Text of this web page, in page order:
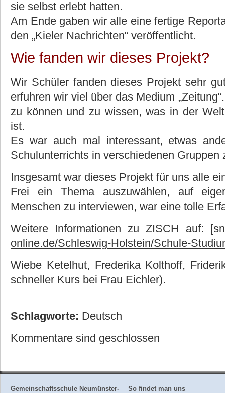
sie selbst erlebt hatten.
Am Ende gaben wir alle eine fertige
den „Kieler Nachrichten“ veröffentlicht.
Wie fanden wir dieses Projekt?
Wir Schüler fanden dieses Projekt sehr
erfuhren wir viel über das Medium
zu können und zu wissen, was in der
ist.
Es war auch mal interessant, etwas
Schulunterrichts in verschiedenen Gruppen
Insgesamt war dieses Projekt für uns alle
Frei ein Thema auszuwählen, auf
Menschen zu interviewen, war eine tolle
Weitere Informationen zu ZISCH auf:
online.de/Schleswig-Holstein/Schule-
Wiebe Ketelhut, Frederika Kolthoff,
schneller Kurs bei Frau Eichler).
Schlagworte: Deutsch
Kommentare sind geschlossen
Gemeinschaftsschule Neumünster-
So findet man uns